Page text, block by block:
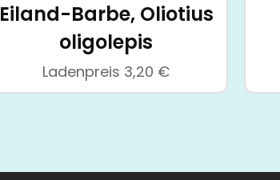
Eiland-Barbe, Oliotius
oligolepis
Ladenpreis 3,20 €